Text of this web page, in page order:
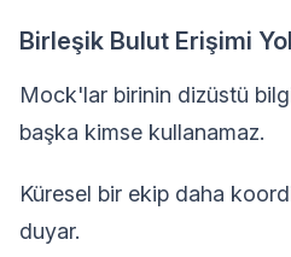
Birleşik Bulut Erişimi
Mock'lar birinin dizüstü
başka kimse kullanamaz.
Küresel bir ekip daha
duyar.